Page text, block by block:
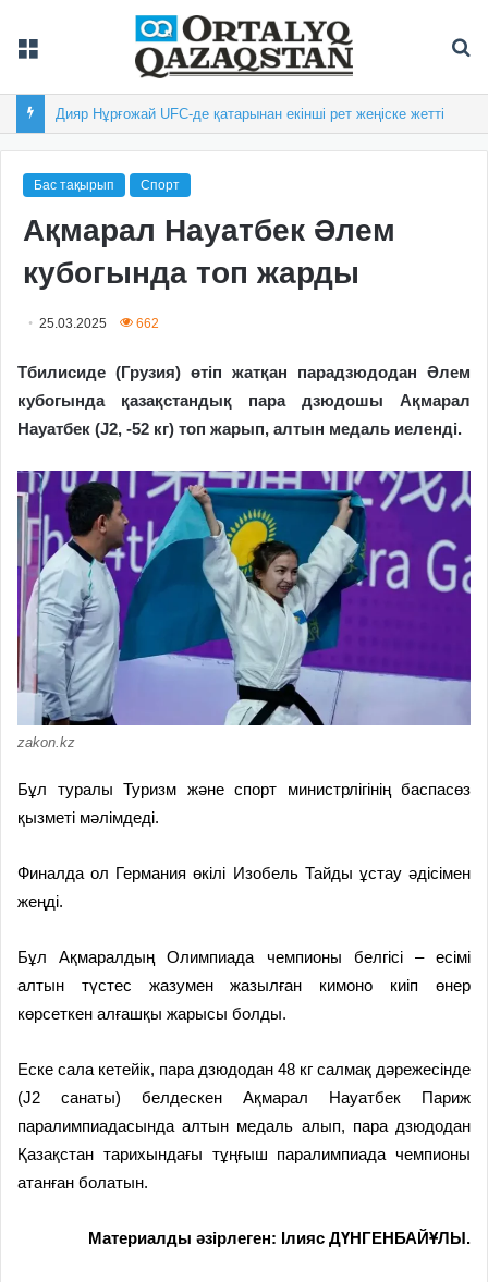
Дияр Нұрғожай UFC-де қатарынан екінші рет жеңіске жетті
Бас тақырып Спорт
Ақмарал Науатбек Әлем
кубогында топ жарды
25.03.2025 662
Тбилисиде (Грузия) өтіп жатқан парадзюдодан Әлем
кубогында қазақстандық пара дзюдошы Ақмарал
Науатбек (J2, -52 кг) топ жарып, алтын медаль иеленді.
zakon.kz
Бұл туралы Туризм және спорт министрлігінің баспасөз
қызметі мәлімдеді.
Финалда ол Германия өкілі Изобель Тайды ұстау әдісімен
жеңді.
Бұл Ақмаралдың Олимпиада чемпионы белгісі – есімі
алтын түстес жазумен жазылған кимоно киіп өнер
көрсеткен алғашқы жарысы болды.
Еске сала кетейік, пара дзюдодан 48 кг салмақ дәрежесінде
(J2 санаты) белдескен Ақмарал Науатбек Париж
паралимпиадасында алтын медаль алып, пара дзюдодан
Қазақстан тарихындағы тұңғыш паралимпиада чемпионы
атанған болатын.
Материалды әзірлеген: Ілияс ДҮНГЕНБАЙҰЛЫ.